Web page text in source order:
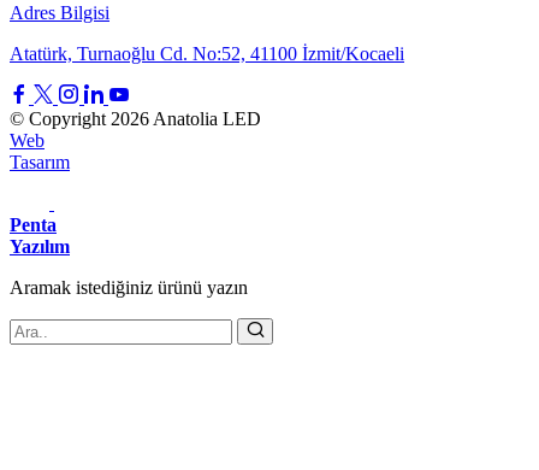
Adres Bilgisi
Atatürk, Turnaoğlu Cd. No:52, 41100 İzmit/Kocaeli
© Copyright 2026 Anatolia LED
Web
Tasarım
Penta
Yazılım
Aramak istediğiniz ürünü yazın